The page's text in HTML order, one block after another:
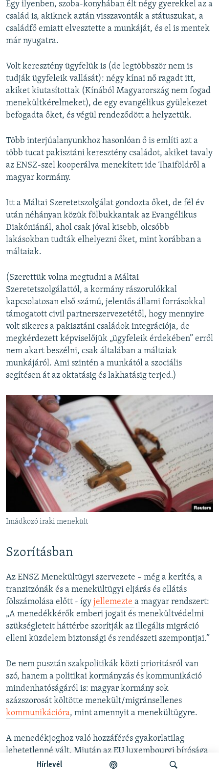
Hírlevél
Egy ilyenben, szoba-konyhában élt négy gyerekkel az a
család is, akiknek aztán visszavonták a státuszukat, a
családfő emiatt elvesztette a munkáját, és el is mentek
már nyugatra.
Volt keresztény ügyfelük is (de legtöbbször nem is
tudják ügyfeleik vallását): négy kínai nő ragadt itt,
akiket kiutasítottak (Kínából Magyarország nem fogad
menekültkérelmeket), de egy evangélikus gyülekezet
befogadta őket, és végül rendeződött a helyzetük.
Több interjúalanyunkhoz hasonlóan ő is említi azt a
több tucat pakisztáni keresztény családot, akiket tavaly
az ENSZ-szel kooperálva menekített ide Thaiföldről a
magyar kormány.
Itt a Máltai Szeretetszolgálat gondozta őket, de fél év
után néhányan közük fölbukkantak az Evangélikus
Diakóniánál, ahol csak jóval kisebb, olcsóbb
lakásokban tudták elhelyezni őket, mint korábban a
máltaiak.
(Szerettük volna megtudni a Máltai
Szeretetszolgálattól, a kormány rászorulókkal
kapcsolatosan első számú, jelentős állami forrásokkal
támogatott civil partnerszervezetétől, hogy mennyire
volt sikeres a pakisztáni családok integrációja, de
megkérdezett képviselőjük „ügyfeleik érdekében” erről
nem akart beszélni, csak általában a máltaiak
munkájáról. Ami szintén a munkától a szociális
segítésen át az oktatásig és lakhatásig terjed.)
Imádkozó iraki menekült
Szorításban
Az ENSZ Menekültügyi szervezete – még a kerítés, a
tranzitzónák és a menekültügyi eljárás és ellátás
fölszámolása előtt - így jellemezte a magyar rendszert:
„A menedékkérők emberi jogait és menekültvédelmi
szükségleteit háttérbe szorítják az illegális migráció
elleni küzdelem biztonsági és rendészeti szempontjai.”
De nem pusztán szakpolitikák közti prioritásról van
szó, hanem a politikai kormányzás és kommunikáció
mindenhatóságáról is: magyar kormány sok
százszorosát költötte menekült/migránsellenes
kommunikációra, mint amennyit a menekültügyre.
A menedékjoghoz való hozzáférés gyakorlatilag
lehetetlenné vált. Miután az EU luxembourgi bírósága
tavasszal kimondta, hogy a tranzitzónákban